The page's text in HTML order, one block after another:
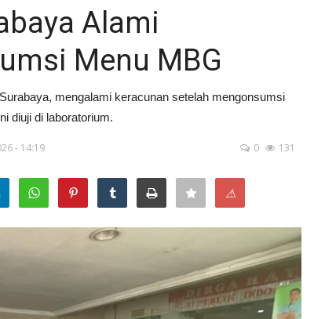
Alami
Menu MBG
mengalami keracunan setelah mengonsumsi
diuji di laboratorium.
- 14:19 0 131
⚠